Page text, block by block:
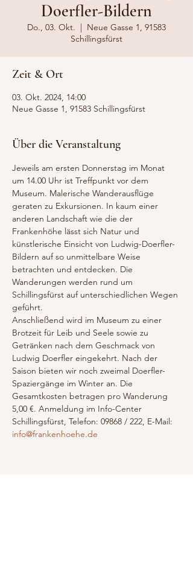
Doerfler-Bildern
Do., 03. Okt.
  |
Neue Gasse 1, 91583
Schillingsfürst
Zeit & Ort
03. Okt. 2024, 14:00
Neue Gasse 1, 91583 Schillingsfürst
Über die Veranstaltung
Jeweils am ersten Donnerstag im Monat
um 14.00 Uhr ist Treffpunkt vor dem
Museum. Malerische Wanderausflüge
geraten zu Exkursionen. In kaum einer
anderen Landschaft wie die der
Frankenhöhe lässt sich Natur und
künstlerische Einsicht von Ludwig-Doerfler-
Bildern auf so unmittelbare Weise
betrachten und entdecken. Die
Wanderungen werden rund um
Schillingsfürst auf unterschiedlichen Wegen
geführt.
Anschließend wird im Museum zu einer
Brotzeit für Leib und Seele sowie zu
Getränken nach dem Geschmack von
Ludwig Doerfler eingekehrt. Nach der
Saison bieten wir noch zweimal Doerfler-
Spaziergänge im Winter an. Die
Gesamtkosten betragen pro Wanderung
5,00 €. Anmeldung im Info-Center
Schillingsfürst, Telefon: 09868 / 222, E-Mail:
info@frankenhoehe.de